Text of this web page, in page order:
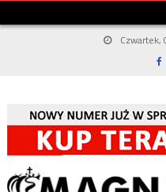
Czwartek,